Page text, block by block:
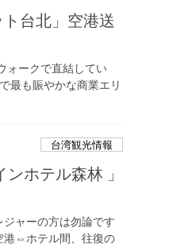
台北」空港送
ォークで直結してい
最も賑やかな商業エリ
台湾観光情報
ホテル森林 」
ャーの方は勿論です
港⇔ホテル間、往復の